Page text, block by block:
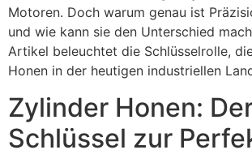
Motoren. Doch warum genau ist
und wie kann sie den Unterschied
Artikel beleuchtet die Schlüsselrolle,
Honen in der heutigen industriellen
Zylinder Honen:
Schlüssel zur